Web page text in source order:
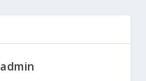
admin